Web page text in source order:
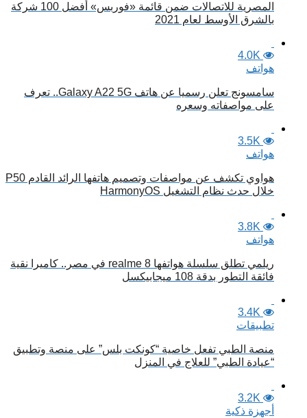
المصرية للاتصالات ضمن قائمة «فوربس» أفضل 100 شركة
بالشرق الأوسط لعام 2021
4.0K
هواتف
سامسونج تعلن رسميا عن هاتف Galaxy A22 5G.. تعرف
على مواصفاته وسعره
3.5K
هواتف
هواوي تكشف عن مواصفات وتصميم هاتفها الرائد القادم P50
خلال حدث نظام التشغيل HarmonyOS
3.8K
هواتف
ريلمي تطلق سلسلة هواتفها realme 8 في مصر.. كاميرا نقية
فائقة التطور بدقة 108 ميجابيكسل
3.4K
تطبيقات
منصة الطبي تفعل خاصية “كونكت بلس” على منصة وتطبيق
“عيادة الطبي” للعلاج في المنزل
3.2K
أجهزة ذكية